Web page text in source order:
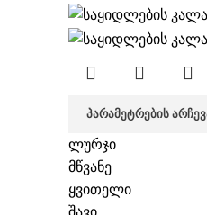
ᲞᲐᲠᲐᲛᲔᲢᲠᲔᲑᲘᲡ
ლურჯი
მწვანე
ყვითელი